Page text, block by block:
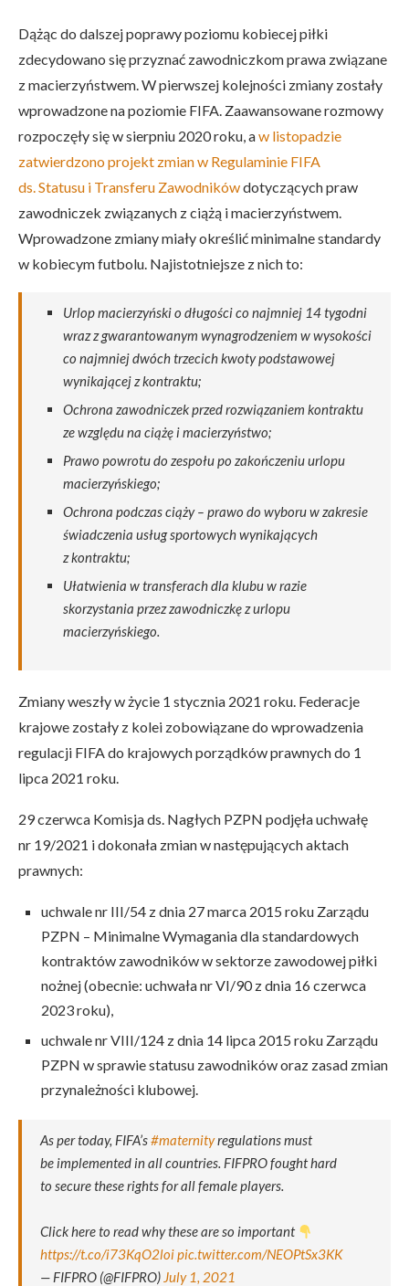
Dążąc do dalszej poprawy poziomu kobiecej piłki
zdecydowano się przyznać zawodniczkom prawa związane
z macierzyństwem. W pierwszej kolejności zmiany zostały
wprowadzone na poziomie FIFA. Zaawansowane rozmowy
rozpoczęły się w sierpniu 2020 roku, aw listopadzie
zatwierdzono projekt zmian w Regulaminie FIFA
ds. Statusu i Transferu Zawodnikówdotyczących praw
zawodniczek związanych z ciążą i macierzyństwem.
Wprowadzone zmiany miały określić minimalne standardy
w kobiecym futbolu. Najistotniejsze z nich to:
Urlop macierzyński o długości co najmniej 14 tygodni
wraz z gwarantowanym wynagrodzeniem w wysokości
co najmniej dwóch trzecich kwoty podstawowej
wynikającej z kontraktu;
Ochrona zawodniczek przed rozwiązaniem kontraktu
ze względu na ciążę i macierzyństwo;
Prawo powrotu do zespołu po zakończeniu urlopu
macierzyńskiego;
Ochrona podczas ciąży – prawo do wyboru w zakresie
świadczenia usług sportowych wynikających
z kontraktu;
Ułatwienia w transferach dla klubu w razie
skorzystania przez zawodniczkę z urlopu
macierzyńskiego.
Zmiany weszły w życie 1 stycznia 2021 roku. Federacje
krajowe zostały z kolei zobowiązane do wprowadzenia
regulacji FIFA do krajowych porządków prawnych do 1
lipca 2021 roku.
29 czerwca Komisja ds. Nagłych PZPN podjęła uchwałę
nr 19/2021 i dokonała zmian w następujących aktach
prawnych:
uchwale nr III/54 z dnia 27 marca 2015 roku Zarządu
PZPN – Minimalne Wymagania dla standardowych
kontraktów zawodników w sektorze zawodowej piłki
nożnej (obecnie: uchwała nr VI/90 z dnia 16 czerwca
2023 roku),
uchwale nr VIII/124 z dnia 14 lipca 2015 roku Zarządu
PZPN w sprawie statusu zawodników oraz zasad zmian
przynależności klubowej.
As per today, FIFA’s#maternityregulations must
be implemented in all countries. FIFPRO fought hard
to secure these rights for all female players.
Click here to read why these are so important
https://t.co/i73KqO2loipic.twitter.com/NEOPtSx3KK
— FIFPRO (@FIFPRO) July 1, 2021